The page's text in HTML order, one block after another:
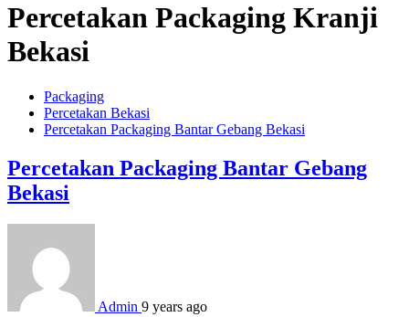
Percetakan Packaging Kranji
Bekasi
Packaging
Percetakan Bekasi
Percetakan Packaging Bantar Gebang Bekasi
Percetakan Packaging Bantar Gebang
Bekasi
Admin 9 years ago